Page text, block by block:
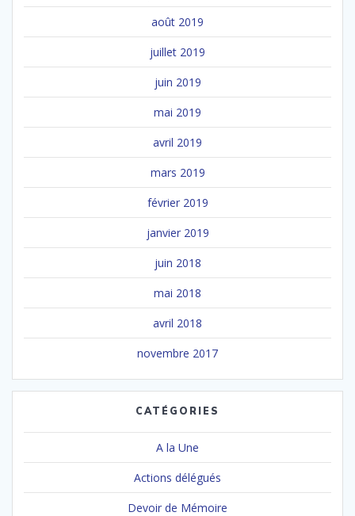
août 2019
juillet 2019
juin 2019
mai 2019
avril 2019
mars 2019
février 2019
janvier 2019
juin 2018
mai 2018
avril 2018
novembre 2017
CATÉGORIES
A la Une
Actions délégués
Devoir de Mémoire